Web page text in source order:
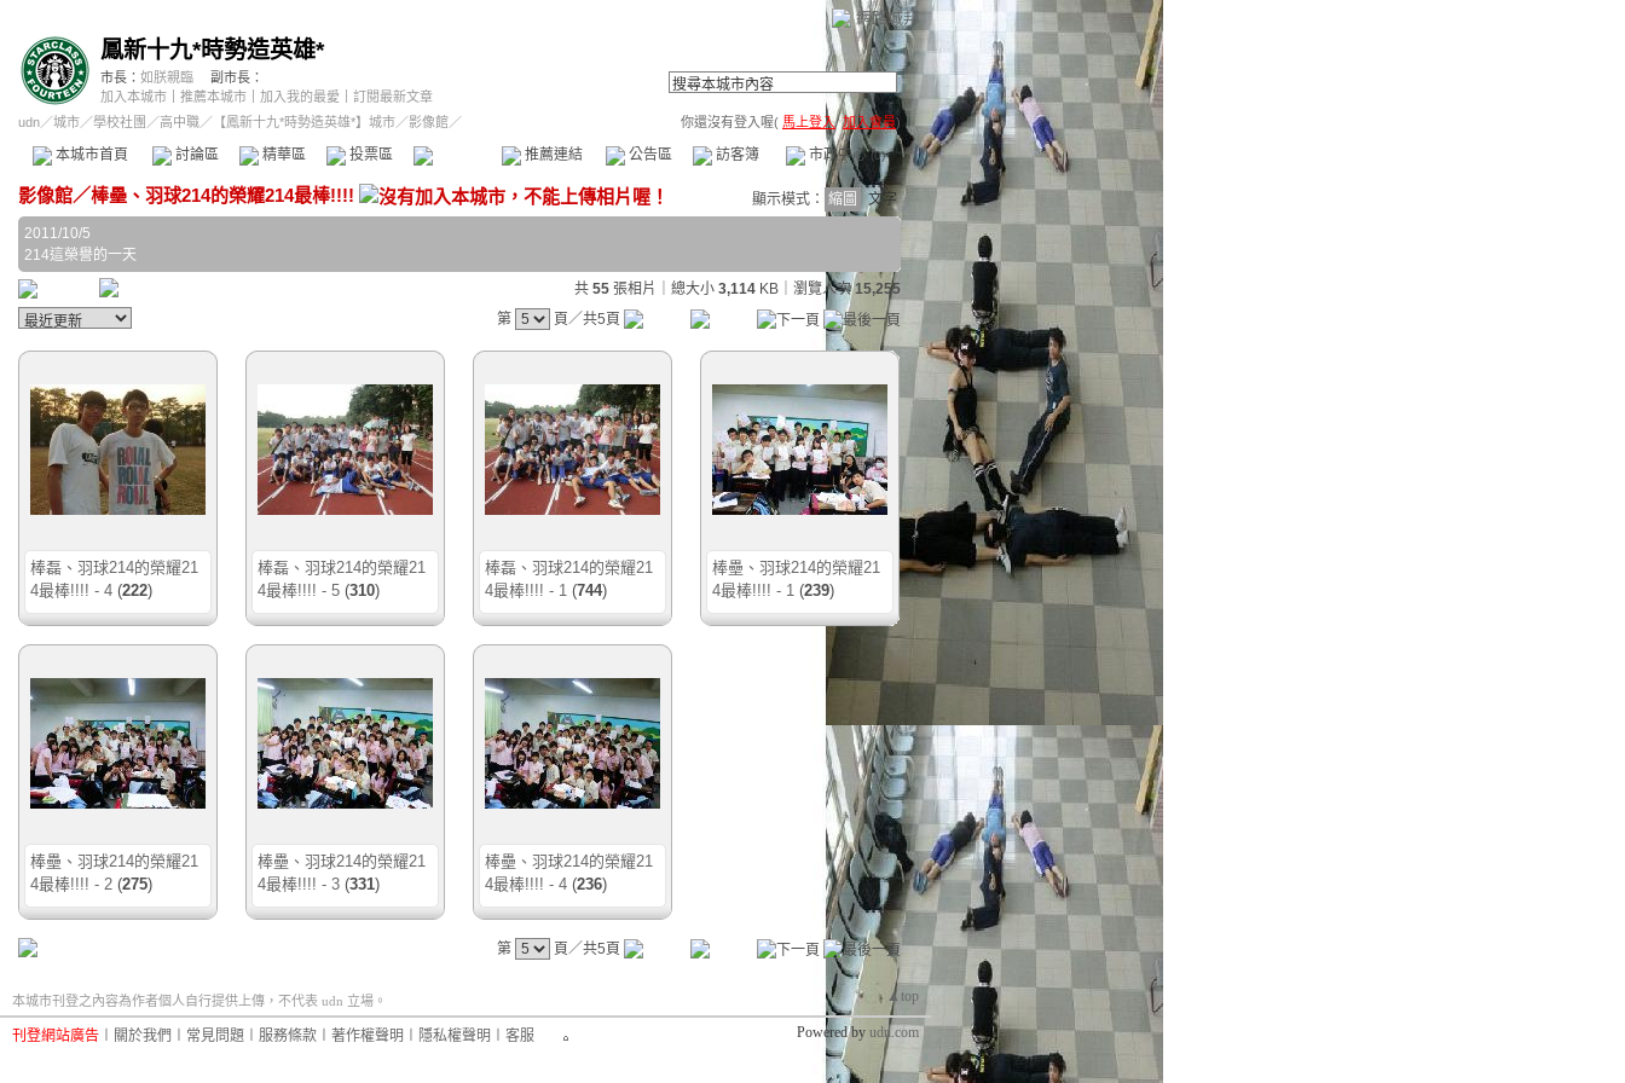
網路城邦
鳳新十九*時勢造英雄*
市長： 如朕親臨
副市長：
加入本城市
推薦本城市 加入我的最愛
訂閱最新文章
udn／城市／學校社團 ／高中職／ 【鳳新十九*時勢造英雄*】城市／影像館／ 你還沒有登入喔( 馬上登入/加入會員)
本城市首頁 討論區 精華區 投票區 影像館 推薦連結 公告區 訪客簿 市政中心(0)
影像館／棒壘、羽球214的榮耀214最棒!!!! 顯示模式： 縮圖
文字
2011/10/5
214這榮譽的一天
共 55 張相片｜總大小 3,114 KB ｜瀏覽人次15,255
第
頁／共5頁
棒磊、羽球214的榮耀21
4最棒!!!! - 4 (222)
棒磊、羽球214的榮耀21
4最棒!!!! - 5 (310)
棒磊、羽球214的榮耀21
4最棒!!!! - 1 (744)
棒壘、羽球214的榮耀21
4最棒!!!! - 1 (239)
棒壘、羽球214的榮耀21
4最棒!!!! - 2 (275)
棒壘、羽球214的榮耀21
4最棒!!!! - 3 (331)
棒壘、羽球214的榮耀21
4最棒!!!! - 4 (236)
第 頁／共5頁
▲top
本城市刊登之內容為作者個人自行提供上傳，不代表 udn 立場。
刊登網站廣告 關於我們 常見問題 服務條款 著作權聲明 隱私權聲明 客服 Powered by udn.com